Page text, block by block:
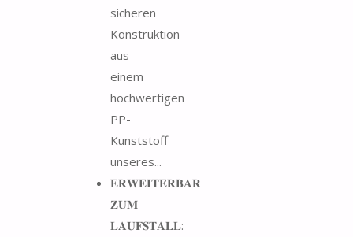
sicheren
Konstruktion
aus
einem
hochwertigen
PP-
Kunststoff
unseres...
𝐄𝐑𝐖𝐄𝐈𝐓𝐄𝐑𝐁𝐀𝐑
𝐙𝐔𝐌
𝐋𝐀𝐔𝐅𝐒𝐓𝐀𝐋𝐋: